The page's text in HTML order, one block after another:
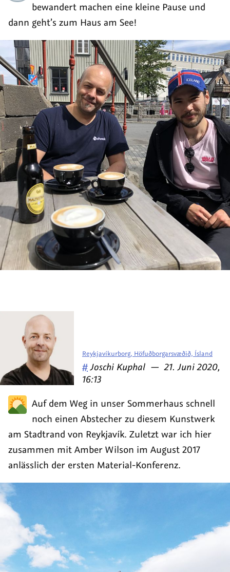
bewandert machen eine kleine Pause und
dann geht’s zum Haus am See!
Auf dem Weg in unser Sommerhaus schnell
noch einen Abstecher zu diesem Kunstwerk
am Stadtrand von Reykjavík. Zuletzt war ich hier
zusammen mit Amber Wilson im August 2017
anlässlich der ersten Material-Konferenz.
Reykjavíkurborg, Höfuðborgarsvæðið, Ísland
# Veröffentlicht
von
Joschi Kuphal — am
21. Juni 2020,
16:13